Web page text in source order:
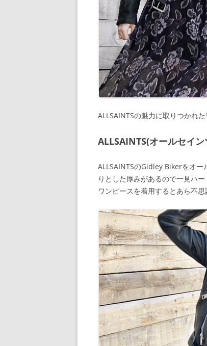
ALLSAINTSの魅力に取りつかれ
ALLSAINTS(オールセイ
ALLSAINTSのGidley Bikerをオ
りとした厚みがあるので一見ハ
ワンピースを着用するとあら不思